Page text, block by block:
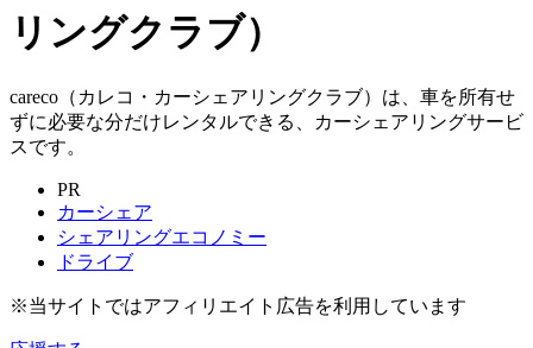
リングクラブ）
careco（カレコ・カーシェアリングクラブ）は、車を所有せ
ずに必要な分だけレンタルできる、カーシェアリングサービ
スです。
PR
カーシェア
シェアリングエコノミー
ドライブ
※当サイトではアフィリエイト広告を利用しています